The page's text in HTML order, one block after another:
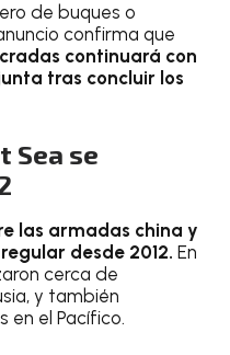
de buques o
confirma que
continuará con
tras concluir los
Sea se
las armadas china y
desde 2012. En
cerca de
y también
en el Pacífico.